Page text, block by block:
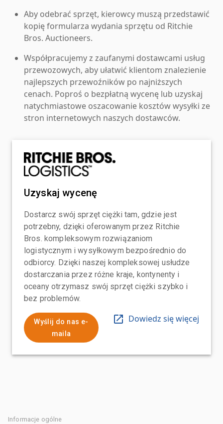
Aby odebrać sprzęt, kierowcy muszą przedstawić
kopię formularza wydania sprzętu od Ritchie
Bros. Auctioneers.
Współpracujemy z zaufanymi dostawcami usług
przewozowych, aby ułatwić klientom znalezienie
najlepszych przewoźników po najniższych
cenach. Poproś o bezpłatną wycenę lub uzyskaj
natychmiastowe oszacowanie kosztów wysyłki ze
stron internetowych naszych dostawców.
Uzyskaj wycenę
Dostarcz swój sprzęt ciężki tam, gdzie jest
potrzebny, dzięki oferowanym przez Ritchie
Bros. kompleksowym rozwiązaniom
logistycznym i wysyłkowym bezpośrednio do
odbiorcy. Dzięki naszej kompleksowej usłudze
dostarczania przez różne kraje, kontynenty i
oceany otrzymasz swój sprzęt ciężki szybko i
bez problemów.
Wyślij do nas e-
maila
Dowiedz się więcej
Informacje ogólne